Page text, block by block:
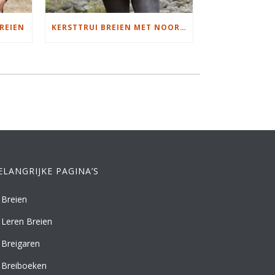
KERSTTRUI BREIEN MET NOORS MOTIEF
PAGINA’S
Breien
Leren Breien
Breigaren
Breiboeken